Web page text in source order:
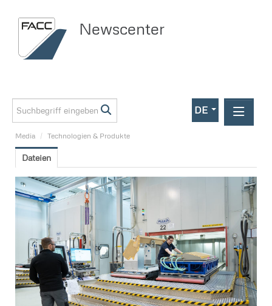
Newscenter
DE
Meldungen
Management
Technologien & Produkte
Unternehmen
BEyond Magazin
Markenauftritt
Kontakt
Media / Technologien & Produkte
Dateien